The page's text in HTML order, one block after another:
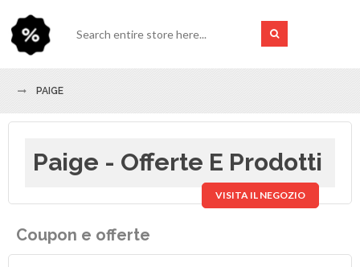
PAIGE
Paige - Offerte E Prodotti
VISITA IL NEGOZIO
Coupon e offerte